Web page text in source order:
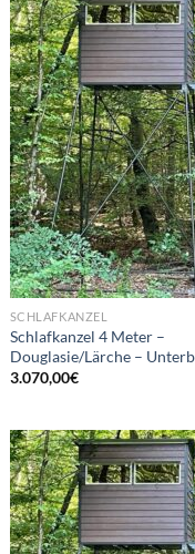
SCHLAFKANZEL
Schlafkanzel 4 Meter –
Douglasie/Lärche –
3.070,00€